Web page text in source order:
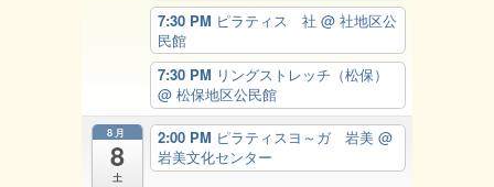
7:30 PM ピラティス 社 @ 社地区公
民館
7:30 PM リングストレッチ（松保）
@ 松保地区公民館
8月
8
土
2:00 PM ピラティスヨ～ガ 岩美 @
岩美文化センター